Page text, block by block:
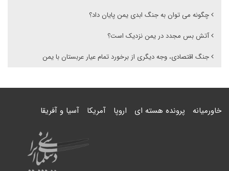
چگونه می توان به جنگ ابدی یمن پایان داد؟
آتش بس مجدد در یمن نزدیک است؟
جنگ اقتصادی، وجه دیگری از برخورد تمام عیار عربستان با یمن
خاورمیانه پرونده هسته ای اروپا آمریکا آسیا و آفریقا